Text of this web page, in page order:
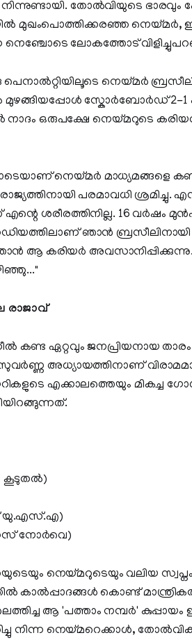
തോൽവിയുടെ ഭാരവും
മുഖംപൊത്തിക്കരഞ്ഞ നെയ്മർ,
നെഞ്ചോടെ ലോകത്തോട്
നെയ്മർ
സ്കോർബോർഡ് 2-1
ഒരുപക്ഷേ നെയ്മറുടെ
നെയ്മർ മാധ്യമങ്ങളെ
പരമാവധി ശ്രമിച്ചു.
ശരീരത്തിനില്ല. 16 വർഷം
ഞാൻ ബ്രസീലിനായി
ആ കരിയർ
രാജാവ്
കണ്ട ഏറ്റവും ജനപ്രിയനായ താരം
അധ്യായത്തിനാണ്
എക്കാലത്തെയും മികച്ച
കൂടുതൽ)
യു.എസ്.എ)
നോർവെ)
നെയ്മറുടെയും വലിയ സ്വപ്നം
കാൽപ്പാദങ്ങൾ കൊണ്ട്
ആ 'പത്താം നമ്പർ' കുപ്പായം
നിന്ന നെയ്മറെക്കാൾ,